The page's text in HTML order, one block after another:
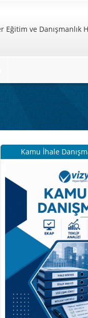
Kamu İhale